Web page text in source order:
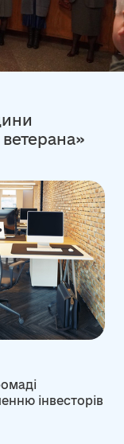
інвесторів